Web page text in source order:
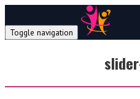
Toggle navigation